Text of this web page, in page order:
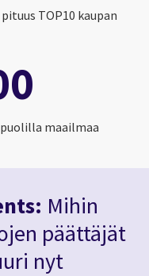
TOP10 kaupan
maailmaa
Mihin
päättäjät
nyt